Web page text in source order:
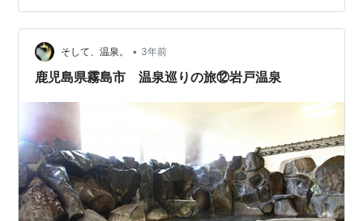
付から男女別の入り口の前は広々とした休憩所があり、
入浴後もゆっくりと出来ます。 脱衣所は少々、レトロな
雰囲気がありま…
そして、温泉。 • 3年前
鹿児島県霧島市 温泉巡りの旅⑫岩戸温泉